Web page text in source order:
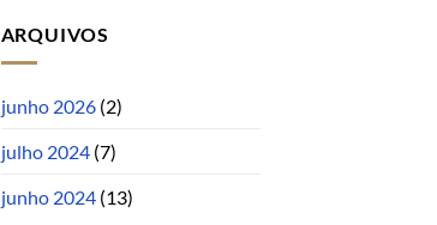
ARQUIVOS
junho 2026(2)
julho 2024(7)
junho 2024(13)